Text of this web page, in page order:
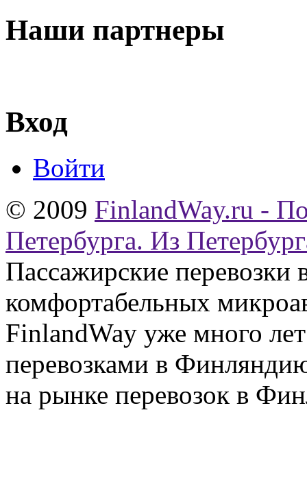
Наши партнеры
Вход
Войти
© 2009 FinlandWay.ru -
Петербурга. Из
Пассажирские
комфортабельных
FinlandWay уже много
перевозками в
на рынке перевозок в